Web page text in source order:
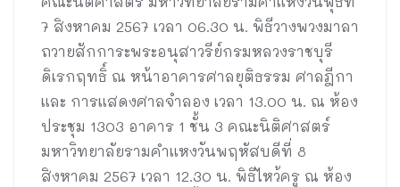
7 สิงหาคม 2567 เวลา 06.30 น. พิธีวางพวงมาลา
ถวายสักการะพระอนุสาวรีย์กรมหลวงราชบุรี
ดิเรกฤทธิ์ ณ หน้าอาคารศาลยุติธรรม ศาลฎีกา
และ การแสดงศาลจำลอง เวลา 13.00 น. ณ ห้อง
ประชุม 1303 อาคาร 1 ชั้น 3 คณะนิติศาสตร์
มหาวิทยาลัยรามคำแหงวันพฤหัสบดีที่ 8
สิงหาคม 2567 เวลา 12.30 น. พิธีไหว้ครู ณ ห้อง